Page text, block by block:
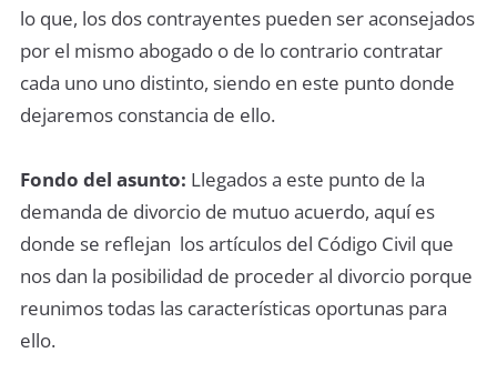
lo que, los dos contrayentes pueden ser aconsejados
por el mismo abogado o de lo contrario contratar
cada uno uno distinto, siendo en este punto donde
dejaremos constancia de ello.
Fondo del asunto: Llegados a este punto de la
demanda de divorcio de mutuo acuerdo, aquí es
donde se reflejan los artículos del Código Civil que
nos dan la posibilidad de proceder al divorcio porque
reunimos todas las características oportunas para
ello.